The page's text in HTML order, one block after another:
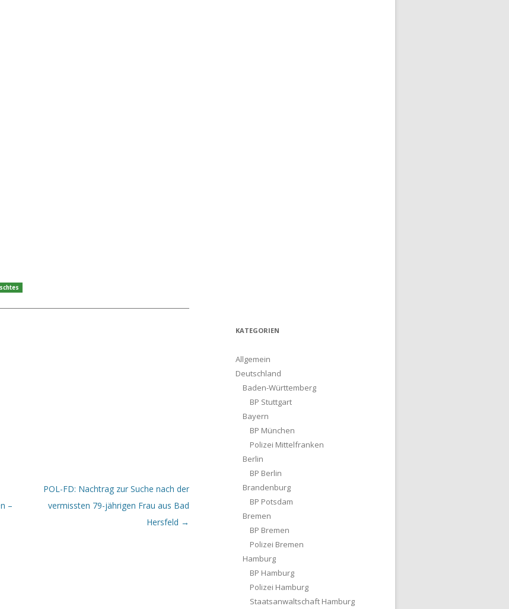
–
POL-FD: Nachtrag zur Suche nach der
vermissten 79-jährigen Frau aus Bad
Hersfeld →
KATEGORIEN
Allgemein
Deutschland
Baden-Württemberg
BP Stuttgart
Bayern
BP München
Polizei Mittelfranken
Berlin
BP Berlin
Brandenburg
BP Potsdam
Bremen
BP Bremen
Polizei Bremen
Hamburg
BP Hamburg
Polizei Hamburg
Staatsanwaltschaft Hamburg